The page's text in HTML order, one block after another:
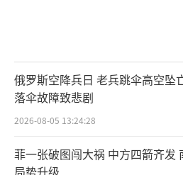
俄罗斯总统新闻秘书
斯必要时准备向伊朗提供
提到，俄罗斯总统普京与
面应是大量工作的成果
备。
俄罗斯空降兵日 老兵跳伞高空坠
落伞故障致悲剧
2026-08-05 13:24:28
菲一张破图闯大祸 中方四箭齐发
局势升级